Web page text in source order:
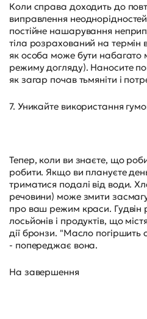
Коли справа доходить до
виправлення
постійне нашарування
тіла розрахований на термін
як особа може бути набагато
режиму догляду). Наносите
як загар почав тьмяніти і
7. Уникайте використання
Тепер, коли ви знаєте, що
робити. Якщо ви плануєте
триматися подалі від води.
речовини) може змити
про ваш режим краси. Гудвін
лосьйонів і продуктів, що
дії бронзи. "Масло погіршить
- попереджає вона.
На завершення